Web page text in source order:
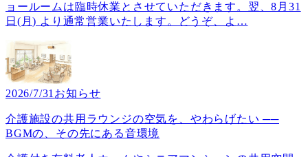
ョールームは臨時休業とさせていただきます。翌、8月31
日(月) より通常営業いたします。どうぞ、よ …
2026/7/31お知らせ
介護施設の共用ラウンジの空気を、やわらげたい ──
BGMの、その先にある音環境